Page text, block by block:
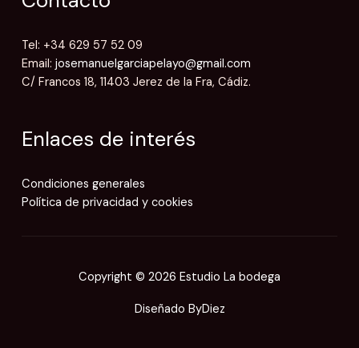
Tel: +34 629 57 52 09
Email: josemanuelgarciapelayo@gmail.com
C/ Francos 18, 11403 Jerez de la Fra, Cádiz.
Enlaces de interés
Condiciones generales
Política de privacidad y cookies
Copyright © 2026 Estudio La bodega
Diseñado ByDiez